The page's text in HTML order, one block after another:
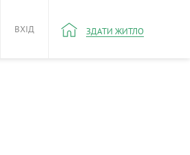
ВХІД ЗДАТИ ЖИТЛО